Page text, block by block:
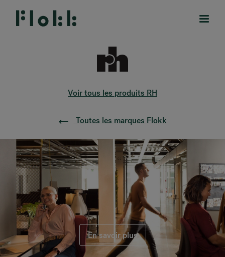
PRODUITS
PROJETS
DESIGNERS
MARQUES
BLOG
BOUTIQUE
Toutes les marques Flokk
Voir tous les produits RH
En savoir plus